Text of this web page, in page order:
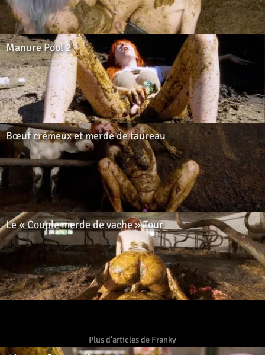
Manure Pool 2
Bœuf crémeux et merde de taureau
Le « Couple merde de vache » Tour
Plus d'articles de Franky